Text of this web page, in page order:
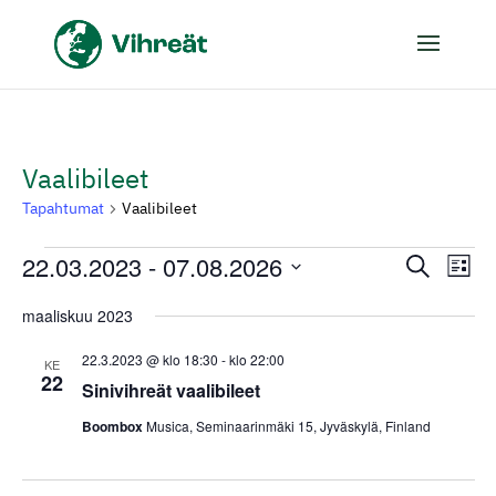
Vaalibileet
Tapahtumat Vaalibileet
Tapahtumat
aja
Etsi Lista
22.03.2023 - 07.08.2026
päivä.
maaliskuu 2023
KE
22 Sinivihreät vaalibileet
22.3.2023 @ klo 18:30 -klo 22:00
BoomboxMusica, Seminaarinmäki 15, Jyväskylä, Finland